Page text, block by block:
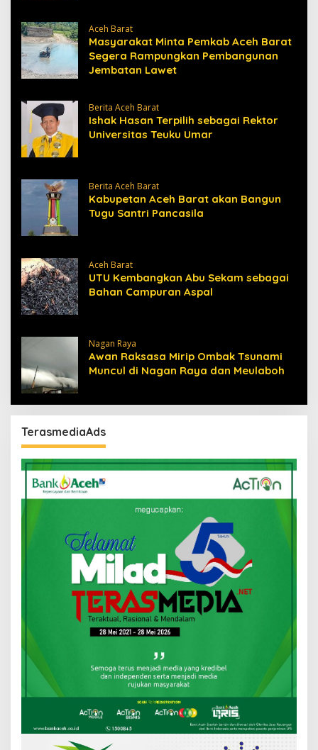
Aceh Barat
Masyarakat Minta Pemkab Aceh Barat
Segera Rampungkan Pembangunan
Jembatan Lawet
Berita Aceh Barat
Ishak Hasan Terpilih sebagai Rektor
Universitas Teuku Umar
Berita Aceh Barat
Kabupetan Aceh Barat akan Bangun
Tugu Santri Pancasila
Aceh Barat
UTU Kembangkan Abu Sekam sebagai
Bahan Campuran Aspal
Nagan Raya
Awan Raksasa Mirip Ombak Tsunami
Muncul di Nagan Raya dan Meulaboh
TerasmediaAds